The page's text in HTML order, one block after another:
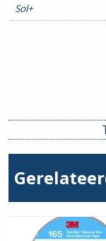
Sol+